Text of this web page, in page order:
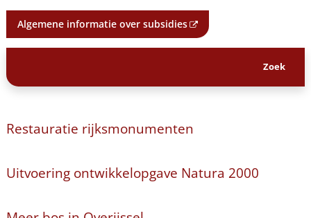
Algemene informatie over subsidies
Restauratie rijksmonumenten
Uitvoering ontwikkelopgave Natura 2000